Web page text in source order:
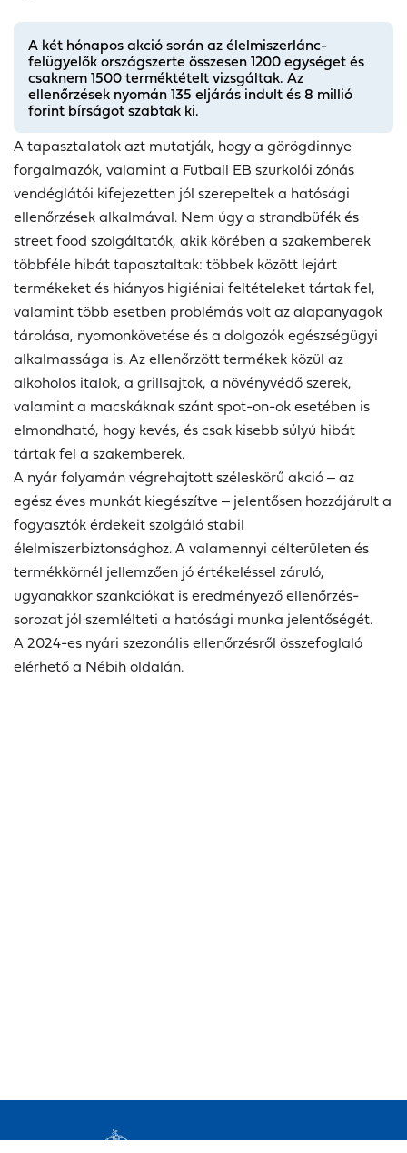
A két hónapos akció során az élelmiszerlánc-
felügyelők országszerte összesen 1200 egységet és
csaknem 1500 terméktételt vizsgáltak. Az
ellenőrzések nyomán 135 eljárás indult és 8 millió
forint bírságot szabtak ki.
A tapasztalatok azt mutatják, hogy a görögdinnye
forgalmazók, valamint a Futball EB szurkolói zónás
vendéglátói kifejezetten jól szerepeltek a hatósági
ellenőrzések alkalmával. Nem úgy a strandbüfék és
street food szolgáltatók, akik körében a szakemberek
többféle hibát tapasztaltak: többek között lejárt
termékeket és hiányos higiéniai feltételeket tártak fel,
valamint több esetben problémás volt az alapanyagok
tárolása, nyomonkövetése és a dolgozók egészségügyi
alkalmassága is. Az ellenőrzött termékek közül az
alkoholos italok, a grillsajtok, a növényvédő szerek,
valamint a macskáknak szánt spot-on-ok esetében is
elmondható, hogy kevés, és csak kisebb súlyú hibát
tártak fel a szakemberek.
A nyár folyamán végrehajtott széleskörű akció ‒ az
egész éves munkát kiegészítve ‒ jelentősen hozzájárult a
fogyasztók érdekeit szolgáló stabil
élelmiszerbiztonsághoz. A valamennyi célterületen és
termékkörnél jellemzően jó értékeléssel záruló,
ugyanakkor szankciókat is eredményező ellenőrzés-
sorozat jól szemlélteti a hatósági munka jelentőségét.
A 2024-es nyári szezonális ellenőrzésről összefoglaló
elérhető a Nébih oldalán.